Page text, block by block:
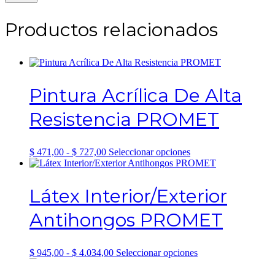
Productos relacionados
Pintura Acrílica De Alta
Resistencia PROMET
$ 471,00 - $ 727,00Rango
de
$ 471,00
hasta
$ 727,00
Seleccionar opcionesEste
producto
variantes.
Las
opciones
se
elegir
Látex Interior/Exterior
Antihongos PROMET
$ 945,00 - $ 4.034,00Rango
Seleccionar opcionesEste